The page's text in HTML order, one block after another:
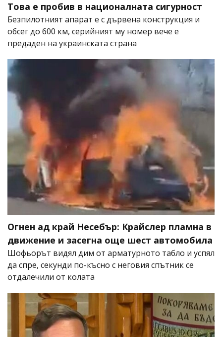
Това е пробив в националната сигурност
Безпилотният апарат е с дървена конструкция и
обсег до 600 км, серийният му номер вече е
предаден на украинската страна
Огнен ад край Несебър: Крайслер пламна в
движение и засегна още шест автомобила
Шофьорът видял дим от арматурното табло и успял
да спре, секунди по-късно с неговия спътник се
отдалечили от колата